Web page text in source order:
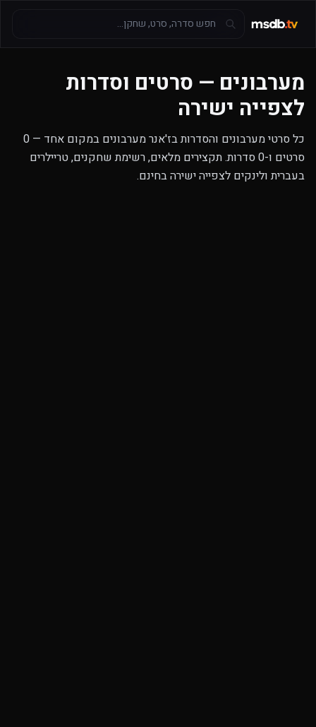
מערבונים — סרטים וסדרות
לצפייה ישירה
כל סרטי מערבונים והסדרות בז'אנר מערבונים במקום אחד — 0
סרטים ו-0 סדרות. תקצירים מלאים, רשימת שחקנים, טריילרים
בעברית ולינקים לצפייה ישירה בחינם.